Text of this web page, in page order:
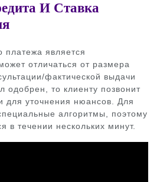
И Ставка
платежа является
отличаться от размера
фактической выдачи
одобрен, то клиенту позвонит
для уточнения нюансов. Для
алгоритмы, поэтому
в течении нескольких минут.